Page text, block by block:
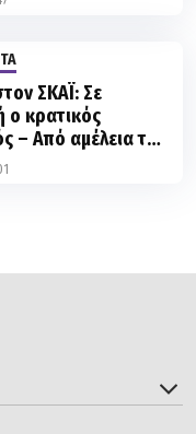
κρατικός
– Από αμέλεια το